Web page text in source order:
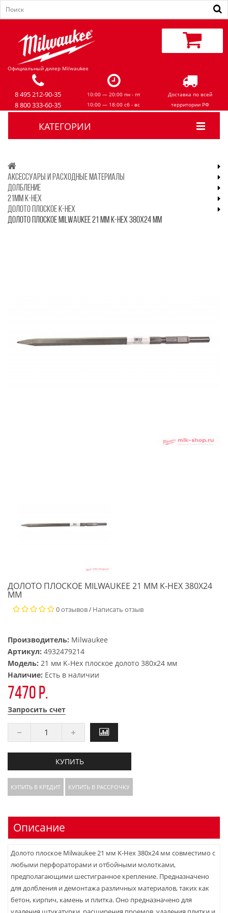
Официальный дилер Milwaukee
8 495 212-90-35
8 800 333-60-35
10:00 — 20:00 пн - пт
10:00 — 18:00 сб - вс
Доставка по всей
территории РФ
КАТЕГОРИИ
АКСЕССУАРЫ И РАСХОДНЫЕ МАТЕРИАЛЫ
ДОЛБЛЕНИЕ
21MM K-HEX
ДОЛОТО ПЛОСКОЕ K-HEX
ДОЛОТО ПЛОСКОЕ MILWAUKEE 21 ММ K-HEX 380Х24 ММ
ДОЛОТО ПЛОСКОЕ MILWAUKEE 21 ММ K-HEX 380Х24
ММ
0 отзывов/ Написать отзыв
Производитель: Milwaukee
Артикул: 4932479214
Модель: 21 мм K-Hex плоское долото 380х24 мм
Наличие: Есть в наличии
7470 р.
Запросить счет
КУПИТЬ
КУПИТЬ В КРЕДИТ КУПИТЬ В РАССРОЧКУ
Описание
Долото плоское Milwaukee 21 мм K-Hex 380х24 мм совместимо с
любыми перфораторами и отбойными молотками,
предполагающими шестигранное крепление. Предназначено
для долбления и демонтажа различных материалов, таких как
бетон, кирпич, камень и плитка. Оно предназначено для